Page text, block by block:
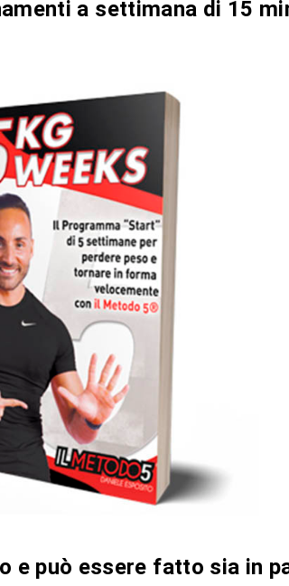
a settimana di 15
e può essere fatto sia in